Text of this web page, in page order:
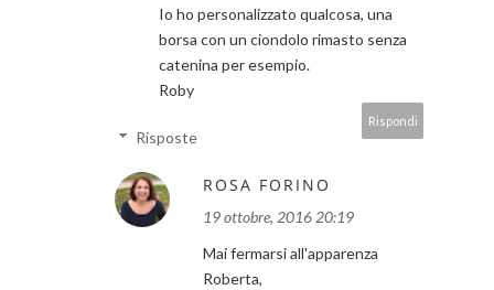
Io ho personalizzato qualcosa, una
borsa con un ciondolo rimasto senza
catenina per esempio.
Roby
Rispondi
Risposte
ROSA FORINO
19 ottobre, 2016 20:19
Mai fermarsi all'apparenza
Roberta,